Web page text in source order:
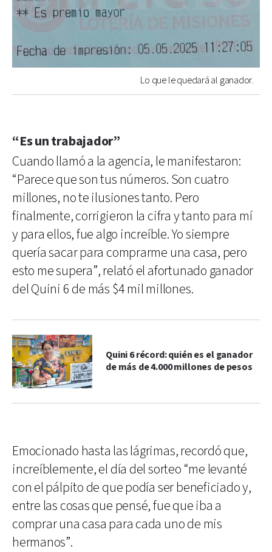
Lo que le quedará al ganador.
“Es un trabajador”
Cuando llamó a la agencia, le manifestaron:
“Parece que son tus números. Son cuatro
millones, no te ilusiones tanto. Pero
finalmente, corrigieron la cifra y tanto para mí
y para ellos, fue algo increíble. Yo siempre
quería sacar para comprarme una casa, pero
esto me supera”, relató el afortunado ganador
del Quini 6 de más $4 mil millones.
Quini 6 récord: quién es el ganador
de más de 4.000 millones de pesos
Emocionado hasta las lágrimas, recordó que,
increíblemente, el día del sorteo “me levanté
con el pálpito de que podía ser beneficiado y,
entre las cosas que pensé, fue que iba a
comprar una casa para cada uno de mis
hermanos”.